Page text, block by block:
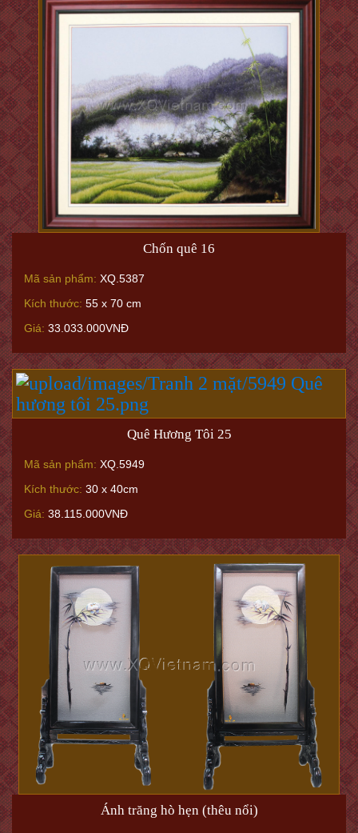
Chốn quê 16
Mã sản phẩm: XQ.5387
Kích thước: 55 x 70 cm
Giá: 33.033.000VNĐ
Quê Hương Tôi 25
Mã sản phẩm: XQ.5949
Kích thước: 30 x 40cm
Giá: 38.115.000VNĐ
Ánh trăng hò hẹn (thêu nổi)